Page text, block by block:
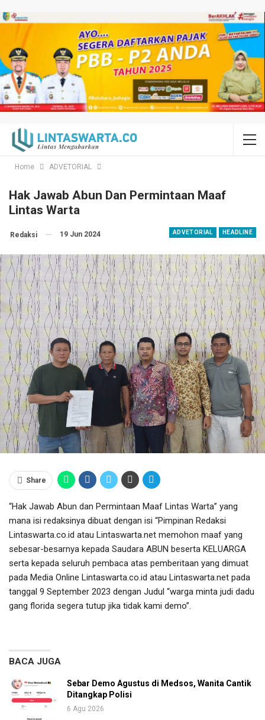
Home ADVETORIAL
Hak Jawab Abun Dan Permintaan Maaf
Lintas Warta
ADVETORIAL HEADLINE
Redaksi 19 Jun 2024
Share
“Hak Jawab Abun dan Permintaan Maaf Lintas Warta” yang
mana isi redaksinya dibuat dengan isi “Pimpinan Redaksi
Lintaswarta.co.id atau Lintaswarta.net memohon maaf yang
sebesar-besarnya kepada Saudara ABUN beserta KELUARGA
serta kepada seluruh pembaca atas pemberitaan yang dimuat
pada Media Online Lintaswarta.co.id atau Lintaswarta.net pada
tanggal 9 September 2023 dengan Judul “warga minta judi dadu
gang florida segera tutup jika tidak kami demo”.
BACA JUGA
Sebar Demo Agustus di Medsos, Wanita Cantik
Ditangkap Polisi
6 Agu 2026